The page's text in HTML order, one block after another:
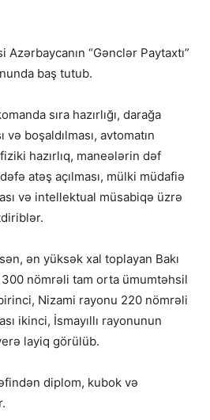
Azərbaycanın “Gənclər Paytaxtı”
baş tutub.
sıra hazırlığı, darağa
boşaldılması, avtomatın
hazırlıq, maneələrin dəf
atəş açılması, mülki müdafiə
və intellektual müsabiqə üzrə
ən yüksək xal toplayan Bakı
nömrəli tam orta ümumtəhsil
Nizami rayonu 220 nömrəli
ikinci, İsmayıllı rayonunun
layiq görülüb.
diplom, kubok və